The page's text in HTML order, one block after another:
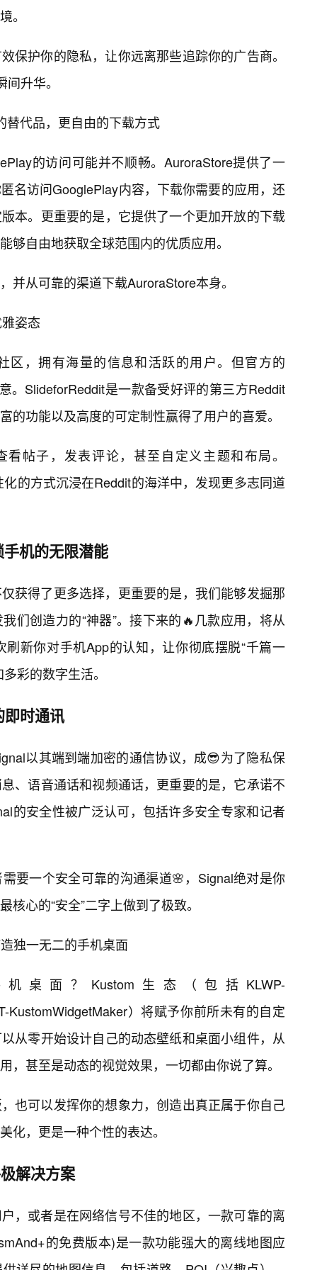
。
保护你的隐私，让你远离那些追踪你的广告商。
升华。
替代品，更自由的下载方式
的访问可能并不顺畅。AuroraStore提供了一
名访问GooglePlay内容，下载你需要的应用，还
本。更重要的是，它提供了一个更加开放的下载
够自由地获取全球范围内的优质应用。
并从可靠的渠道下载AuroraStore本身。
姿态
区，拥有海量的信息和活跃的用户。但官方的
。SlideforReddit是一款备受好评的第三方Reddit
的功能以及高度的可定制性赢得了用户的喜爱。
帖子，发表评论，甚至自定义主题和布局。
的方式沉浸在Reddit的海洋中，发现更多志同道
机的无限潜能
获得了更多选择，更重要的是，我们能够发掘那
们创造力的“神器”。接下来的🔥几款应用，将从
新你对手机App的认知，让你彻底摆脱“千篇一
彩的数字生活。
时通讯
以其端到端加密的通信协议，成😎为了隐私保
、语音通话和视频通话，更重要的是，它承诺不
的安全性被广泛认可，包括许多安全专家和记者
要一个安全可靠的沟通渠道🌸，Signal绝对是你
心的“安全”二字上做到了极致。
独一无二的手机桌面
桌面？Kustom生态（包括KLWP-
KustomWidgetMaker）将赋予你前所未有的自定
从零开始设计自己的动态壁纸和桌面小组件，从
，甚至是动态的视觉效果，一切都由你说了算。
也可以发挥你的想象力，创造出真正属于你自己
化，更是一种个性的表达。
解决方案
，或者是在网络信号不佳的地区，一款可靠的离
的免费版本)是一款功能强大的离线地图应